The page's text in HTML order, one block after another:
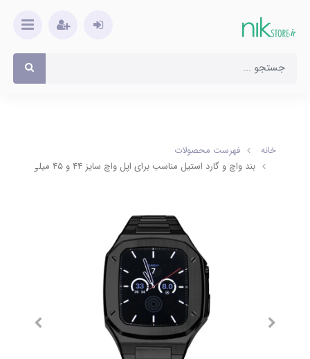
خانه
فهرست محصولات
بند واچ و گارد استیل مناسب برای اپل واچ سایز ۴۴ و ۴۵ میلی متر